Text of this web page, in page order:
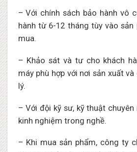
– Với chính sách bảo hành vô
hành từ 6-12 tháng tùy vào sản
mua.
– Khảo sát và tư cho khách
máy phù hợp với nơi sản xuất
lý.
– Với đội kỹ sư, kỹ thuật chuyên
kinh nghiệm trong nghề.
– Khi mua sản phẩm, công ty